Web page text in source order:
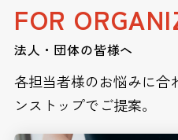
FOR
法人・団体の皆様へ
各担当者様のお悩みに合
ンストップでご提案。